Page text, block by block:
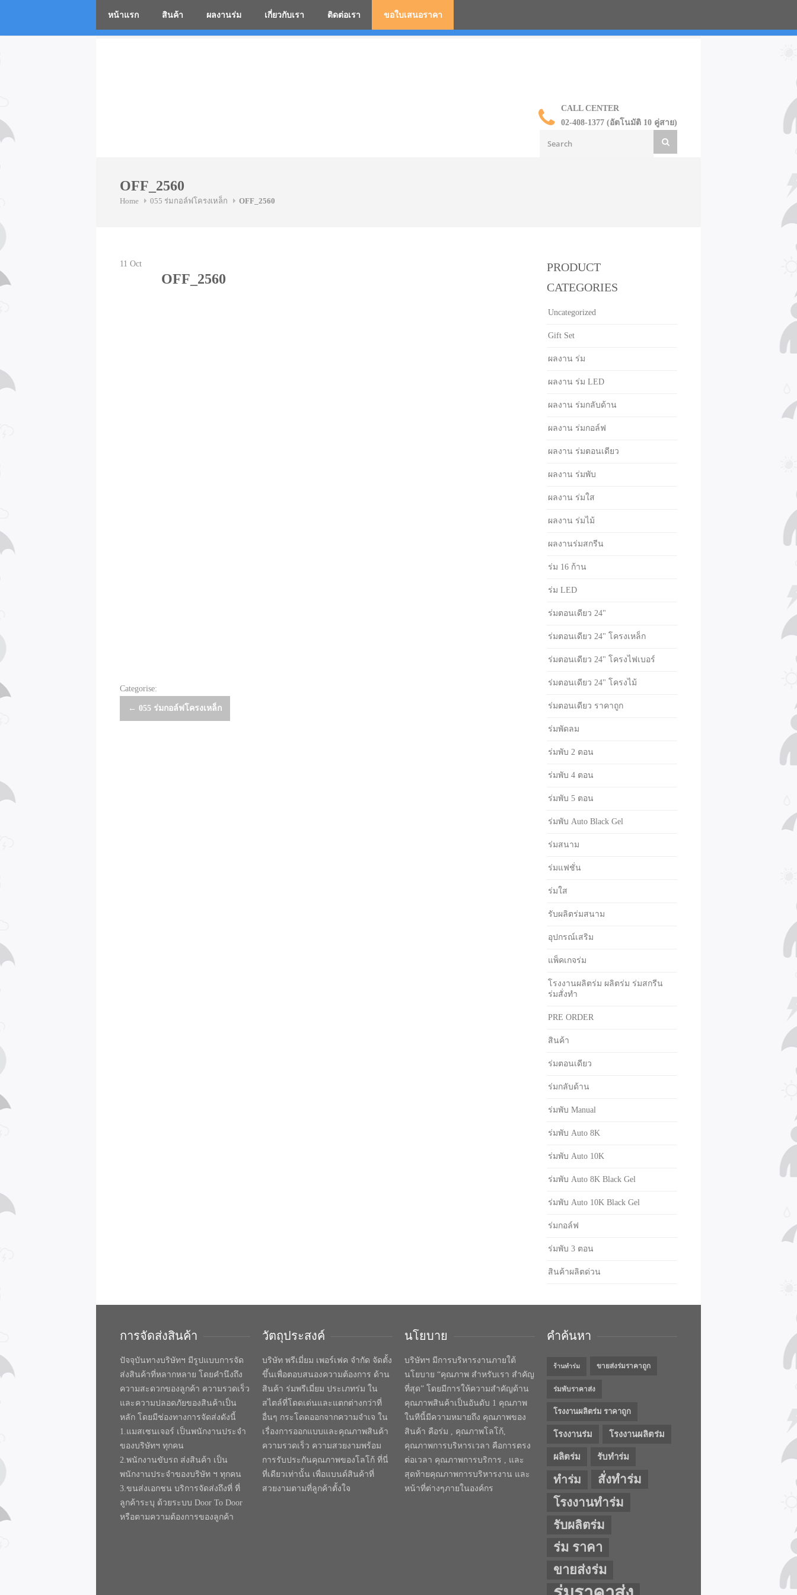
CALL CENTER
02-408-1377 (อัตโนมัติ 10 คู่สาย)
หน้าแรก สินค้า ผลงานร่ม เกี่ยวกับเรา ติดต่อเรา ขอใบเสนอราคา
OFF_2560
Home 055 ร่มกอล์ฟโครงเหล็ก OFF_2560
11 Oct
OFF_2560
Categorise:
Post
← 055 ร่มกอล์ฟโครงเหล็ก
PRODUCT
CATEGORIES
Uncategorized
Gift Set
ผลงาน ร่ม
ผลงาน ร่ม LED
ผลงาน ร่มกลับด้าน
ผลงาน ร่มกอล์ฟ
ผลงาน ร่มตอนเดียว
ผลงาน ร่มพับ
ผลงาน ร่มใส
ผลงาน ร่มไม้
ผลงานร่มสกรีน
ร่ม 16 ก้าน
ร่ม LED
ร่มตอนเดียว 24"
ร่มตอนเดียว 24" โครงเหล็ก
ร่มตอนเดียว 24" โครงไฟเบอร์
ร่มตอนเดียว 24" โครงไม้
ร่มตอนเดียว ราคาถูก
ร่มพัดลม
ร่มพับ 2 ตอน
ร่มพับ 4 ตอน
ร่มพับ 5 ตอน
ร่มพับ Auto Black Gel
ร่มสนาม
ร่มแฟชั่น
ร่มใส
รับผลิตร่มสนาม
อุปกรณ์เสริม
แพ็คเกจร่ม
โรงงานผลิตร่ม ผลิตร่ม ร่มสกรีน
ร่มสั่งทำ
PRE ORDER
สินค้า
ร่มตอนเดียว
ร่มกลับด้าน
ร่มพับ Manual
ร่มพับ Auto 8K
ร่มพับ Auto 10K
ร่มพับ Auto 8K Black Gel
ร่มพับ Auto 10K Black Gel
ร่มกอล์ฟ
ร่มพับ 3 ตอน
สินค้าผลิตด่วน
การจัดส่งสินค้า
ปัจจุบันทางบริษัทฯ มีรูปแบบการจัด
ส่งสินค้าที่หลากหลาย โดยคำนึงถึง
ความสะดวกของลูกค้า ความรวดเร็ว
และความปลอดภัยของสินค้าเป็น
หลัก โดยมีช่องทางการจัดส่งดังนี้
1.แมสเซนเจอร์ เป็นพนักงานประจำ
ของบริษัทฯ ทุกคน
2.พนักงานขับรถ ส่งสินค้า เป็น
พนักงานประจำของบริษัท ฯ ทุกคน
3.ขนส่งเอกชน บริการจัดส่งถึงที่ ที่
ลูกค้าระบุ ด้วยระบบ Door To Door
หรือตามความต้องการของลูกค้า
วัตถุประสงค์
บริษัท พรีเมี่ยม เพอร์เฟค จำกัด จัดตั้ง
ขึ้นเพื่อตอบสนองความต้องการ ด้าน
สินค้า ร่มพรีเมี่ยม ประเภทร่ม ใน
สไตล์ที่โดดเด่นและแตกต่างกว่าที่
อื่นๆ กระโดดออกจากความจำเจ ใน
เรื่องการออกแบบและคุณภาพสินค้า
ความรวดเร็ว ความสวยงามพร้อม
การรับประกันคุณภาพของโลโก้ ที่นี่
ที่เดียวเท่านั้น เพื่อแบนด์สินค้าที่
สวยงามตามที่ลูกค้าตั้งใจ
นโยบาย
บริษัทฯ มีการบริหารงานภายใต้
นโยบาย “คุณภาพ สำหรับเรา สำคัญ
ที่สุด” โดยมีการให้ความสำคัญด้าน
คุณภาพสินค้าเป็นอันดับ 1 คุณภาพ
ในทีนี้มีความหมายถึง คุณภาพของ
สินค้า คือร่ม , คุณภาพโลโก้,
คุณภาพการบริหารเวลา คือการตรง
ต่อเวลา คุณภาพการบริการ , และ
สุดท้ายคุณภาพการบริหารงาน และ
หน้าที่ต่างๆภายในองค์กร
คำค้นหา
ร้านทำร่ม ขายส่งร่มราคาถูก
ร่มพับราคาส่ง
โรงงานผลิตร่ม ราคาถูก
โรงงานร่ม โรงงานผลิตร่ม
ผลิตร่ม รับทำร่ม
ทำร่ม
สั่งทำร่ม
โรงงานทำร่ม
รับผลิตร่ม
ร่ม ราคา
ขายส่งร่ม
โรงงานร่มสกรีนโลโก้ ร่มพรีเมี่ยม ร่มตอนเดียว ร่มกอล์ฟ ร่มกลับด้าน ราคาส่ง